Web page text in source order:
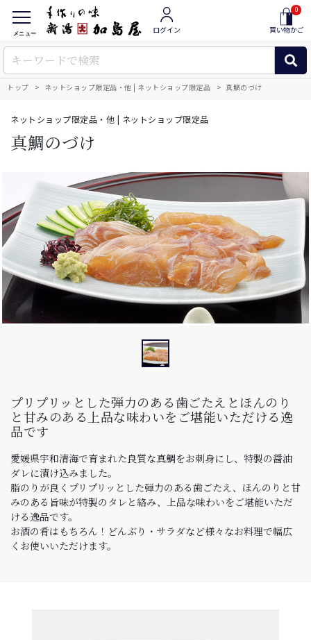
メニュー ログイン
0
買い物かご
トップ ネットショップ限定品・他 | ネットショップ限定品 真鯛のづけ
ネットショップ限定品・他 | ネットショップ限定品
真鯛のづけ
プリプリッとした弾力のある歯ごたえとほんのり
と甘みのある上品な味わいをご堪能いただける逸
品です
愛媛県宇和清海で育まれた良質な真鯛をお刺身にし、特製の醤油
ダレに漬け込みました。
脂のりが良くプリプリッとした弾力のある歯ごたえ、ほんのりと甘
みのある旨味が特製のタレと絡み、上品な味わいをご堪能いただ
ける逸品です。
お酒の肴はもちろん！どんぶり・サラダなど様々なお料理で幅広
くお使いいただけます。